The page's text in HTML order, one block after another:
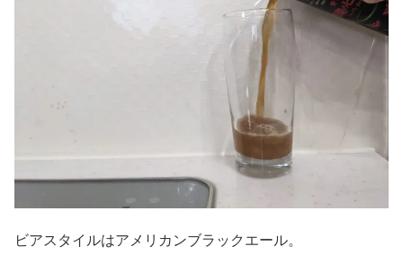
ビアスタイルはアメリカンブラックエール。